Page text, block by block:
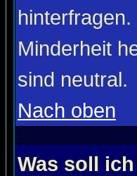
Minderheit
sind neutral.
Nach oben
Was soll